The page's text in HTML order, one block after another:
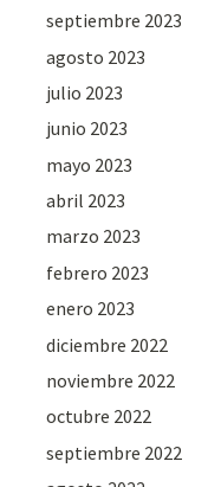
septiembre 2023
agosto 2023
julio 2023
junio 2023
mayo 2023
abril 2023
marzo 2023
febrero 2023
enero 2023
diciembre 2022
noviembre 2022
octubre 2022
septiembre 2022